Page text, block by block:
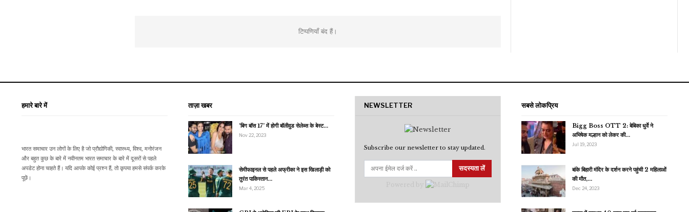
टिप्पणियाँ बंद हैं।
हमारे बारे में
भारत समाचार उन लोगों के लिए है जो प्रौद्योगिकी, स्वास्थ्य, विश्व, मनोरंजन
और बहुत कुछ के बारे में नवीनतम भारत समाचार के बारे में दूसरों से पहले
अपडेट होना चाहते हैं। यदि आपके कोई प्रश्न हैं, तो कृपया हमसे संपर्क करके
पूछें।
ताज़ा खबर
‘बिग बॉस 17’ में होगी बॉलीवुड सेलेब्स के बेस्ट…
Nov 22, 2023
सेमीफाइनल से पहले अफ्रीका ने इस खिलाड़ी को
तुरंत पाकिस्तान…
Mar 4, 2025
NEWSLETTER
Subscribe our newsletter to stay updated.
सदस्यता लें
सबसे लोकप्रिय
Bigg Boss OTT 2: बेबिका धुर्वे ने
अभिषेक मल्हान को लेकर की…
Jul 19, 2023
बांके बिहारी मंदिर के दर्शन करने पहुंची 2 महिलाओं
की मौत,…
Dec 24, 2023